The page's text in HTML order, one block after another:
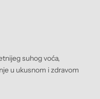
suhog voća,
u ukusnom i zdravom